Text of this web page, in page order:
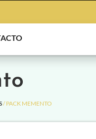
/ PACK MEMENTO